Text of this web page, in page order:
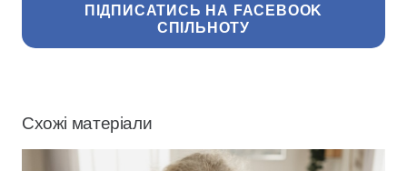
ПІДПИСАТИСЬ НА FACEBOOK
СПІЛЬНОТУ
Схожі матеріали